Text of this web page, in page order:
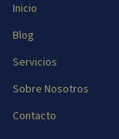
Inicio
Blog
Servicios
Sobre Nosotros
Contacto